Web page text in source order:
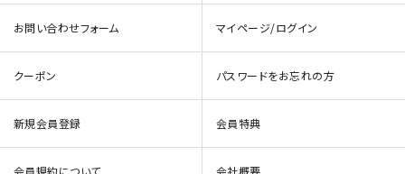
お問い合わせフォーム マイページ/ログイン
クーポン パスワードをお忘れの方
新規会員登録 会員特典